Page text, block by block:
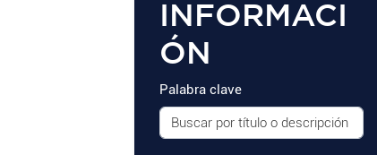
INFORMACI
ÓN
Palabra clave